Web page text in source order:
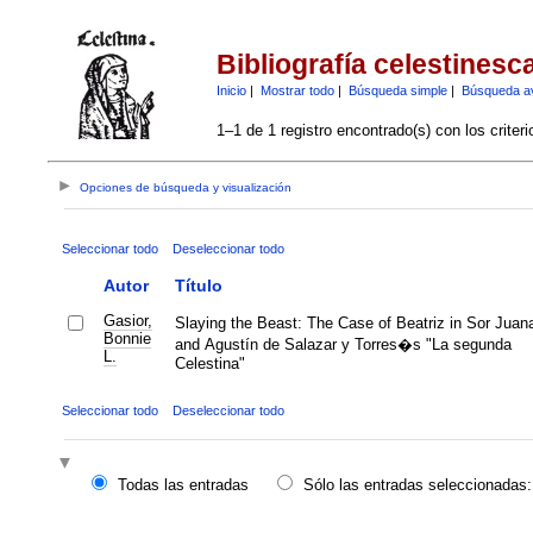
Bibliografía
Inicio| Mostrar todo| Búsqueda simple| Búsqueda
1–1 de 1 registro encontrado(s) con los
Opciones de búsqueda y visualización
Seleccionar todo Deseleccionar todo
Autor Título
Gasior,
Bonnie
Slaying the Beast: The Case of Beatriz in Sor
and Agustín de Salazar y Torres�s "La segunda
Celestina"
Seleccionar todo Deseleccionar todo
Todas las entradas
Sólo las entradas seleccionadas: